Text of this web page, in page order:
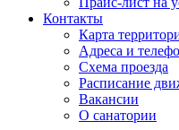
Контакты
Карта
Адреса и
Схема проезда
Расписание
Вакансии
О санатории